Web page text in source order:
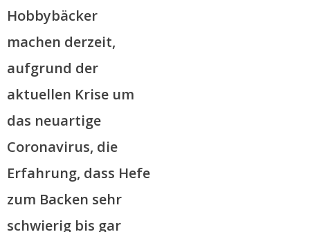
Hobbybäcker
machen derzeit,
aufgrund der
aktuellen Krise um
das neuartige
Coronavirus, die
Erfahrung, dass Hefe
zum Backen sehr
schwierig bis gar